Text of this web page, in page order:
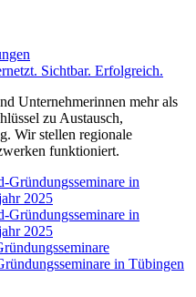
Sichtbar. Erfolgreich.
Unternehmerinnen mehr als
zu Austausch,
Wir stellen regionale
funktioniert.
in Tübingen